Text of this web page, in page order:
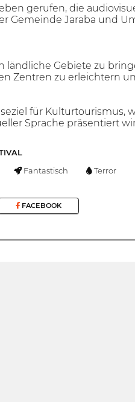
gerufen, die
Gemeinde Jaraba und
ländliche Gebiete zu
Zentren zu erleichtern
für Kulturtourismus,
Sprache präsentiert
Fantastisch Terror
FACEBOOK